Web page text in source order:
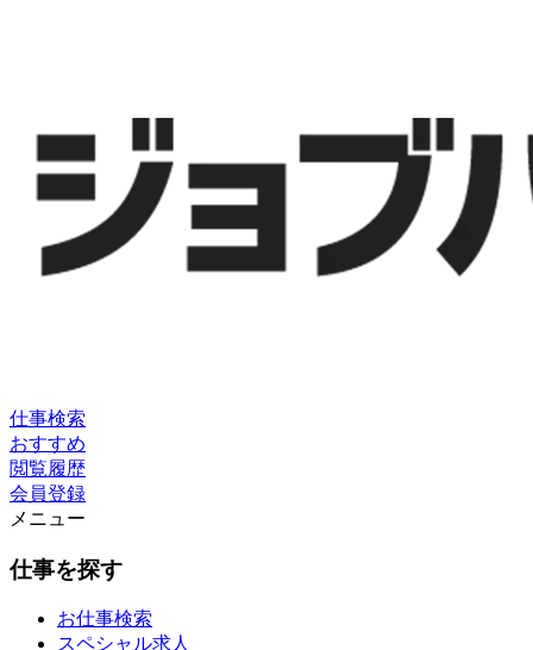
仕事検索
おすすめ
閲覧履歴
会員登録
メニュー
仕事を探す
お仕事検索
スペシャル求人